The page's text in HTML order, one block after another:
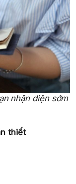
nhận diện sớm
thiết